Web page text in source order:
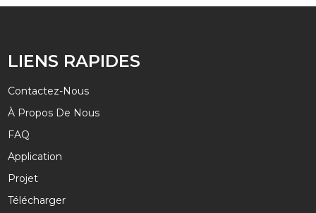
LIENS RAPIDES
Contactez-Nous
À Propos De Nous
FAQ
Application
Projet
Télécharger